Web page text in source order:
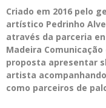
Criado em 2016 pelo
artístico Pedrinho
através da parceria
Madeira
proposta apresentar
artista
como parceiros de